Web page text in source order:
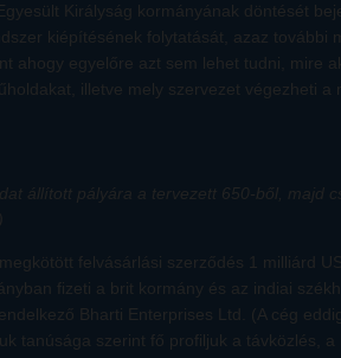
Királyság kormányának döntését
kiépítésének folytatását, azaz további
ahogy egyelőre azt sem lehet tudni, mire
illetve mely szervezet végezheti a
állított pályára a tervezett 650-ből, majd
felvásárlási szerződés 1 milliárd
fizeti a brit kormány és az indiai
Bharti Enterprises Ltd. (A cég
tanúsága szerint fő profiljuk a távközlés, a